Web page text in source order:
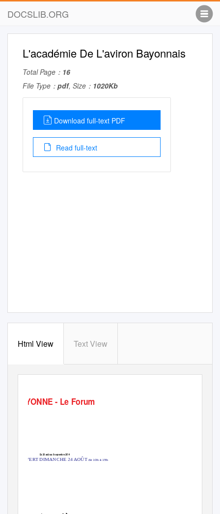
DOCSLIB.ORG
L'académie De L'aviron Bayonnais
Total Page： 16
File Type： pdf, Size： 1020Kb
Download full-text PDF
Read full-text
Html View Text View
YONNE - Le Forum
Du 20 août au 9 septembre 2014
OUVERT DIMANCHE 24 AOÛTde 10h à 19h